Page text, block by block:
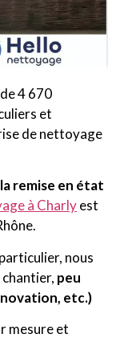
4 670
et
de nettoyage
remise en état
à Charlyest
nous
peu
etc.)
mesure et